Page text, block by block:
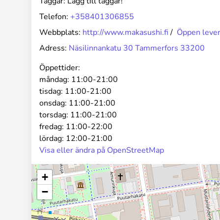
Telefon: +358401306855
Webbplats: http://www.makasushi.fi/ Öppen
Adress: Näsilinnankatu 30 Tammerfors 33200
Öppettider:
måndag: 11:00-21:00
tisdag: 11:00-21:00
onsdag: 11:00-21:00
torsdag: 11:00-21:00
fredag: 11:00-22:00
lördag: 12:00-21:00
Visa eller ändra på OpenStreetMap
+
−